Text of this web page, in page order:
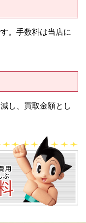
。手数料は当店に
し、買取金額とし